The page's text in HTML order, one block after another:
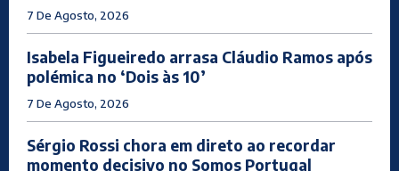
7 De Agosto, 2026
Isabela Figueiredo arrasa Cláudio Ramos após
polémica no ‘Dois às 10’
7 De Agosto, 2026
Sérgio Rossi chora em direto ao recordar
momento decisivo no Somos Portugal